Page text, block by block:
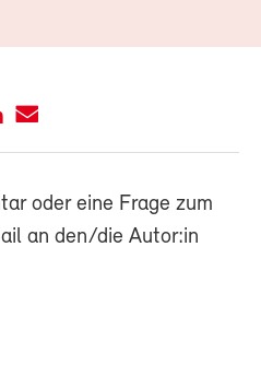
oder eine Frage zum
an den/die Autor:in